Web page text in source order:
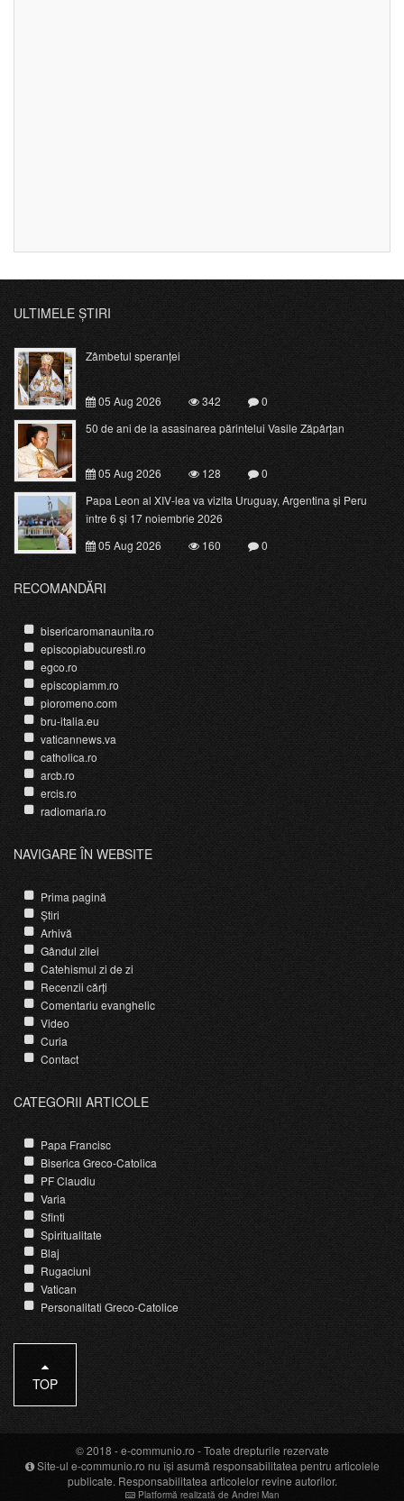
ULTIMELE ȘTIRI
Zâmbetul speranței
05 Aug 2026 342
0
50 de ani de la asasinarea părintelui Vasile Zăpârțan
05 Aug 2026 128
0
Papa Leon al XIV-lea va vizita Uruguay, Argentina și Peru
între 6 și 17 noiembrie 2026
05 Aug 2026
160 0
RECOMANDĂRI
bisericaromanaunita.ro
episcopiabucuresti.ro
egco.ro
episcopiamm.ro
pioromeno.com
bru-italia.eu
vaticannews.va
catholica.ro
arcb.ro
ercis.ro
radiomaria.ro
NAVIGARE ÎN WEBSITE
Prima pagină
Știri
Arhivă
Gândul zilei
Catehismul zi de zi
Recenzii cărți
Comentariu evanghelic
Video
Curia
Contact
CATEGORII ARTICOLE
Papa Francisc
Biserica Greco-Catolica
PF Claudiu
Varia
Sfinti
Spiritualitate
Blaj
Rugaciuni
Vatican
Personalitati Greco-Catolice
TOP
© 2018 -e-communio.ro - Toate drepturile rezervate
Site-ul e-communio.ro nu își asumă responsabilitatea pentru articolele
publicate. Responsabilitatea articolelor revine autorilor.
Platformă realizată de Andrei Man